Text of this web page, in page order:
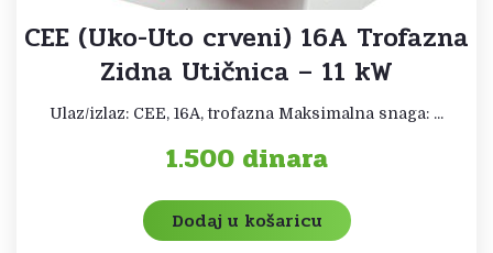
CEE (Uko-Uto crveni) 16A Trofazna
Zidna Utičnica – 11 kW
Ulaz/izlaz: CEE, 16A, trofazna Maksimalna snaga: ...
1.500 dinara
Dodaj u košaricu